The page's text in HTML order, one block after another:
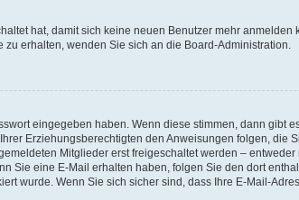
hat, damit sich keine neuen Benutzer mehr
erhalten, wenden Sie sich an die Board-Administration.
eingegeben haben. Wenn diese stimmen, dann gibt
Erziehungsberechtigten den Anweisungen folgen, die
Mitglieder erst freigeschaltet werden –
Sie eine E-Mail erhalten haben, folgen Sie den dort
wurde. Wenn Sie sich sicher sind, dass Ihre E-Mail-